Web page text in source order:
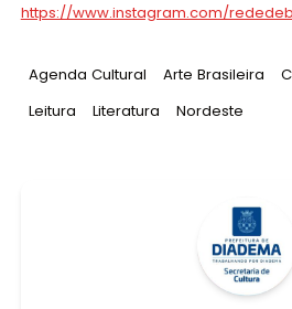
https://www.instagram.com/
Tag:
Agenda Cultural Tag:
Arte Brasileira
Tag:
Leitura Tag:
Literatura Tag:
Nordeste